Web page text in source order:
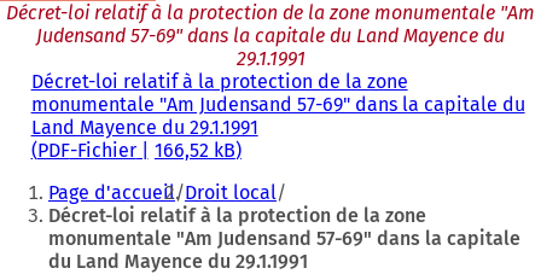
Décret-loi relatif à la protection de la zone monumentale "Am
Judensand 57-69" dans la capitale du Land Mayence du
29.1.1991
Décret-loi relatif à la protection de la zone
monumentale "Am Judensand 57-69" dans la capitale du
Land Mayence du 29.1.1991
PDF-Fichier 166,52 kB
Vous
êtes
Page d'accueil Droit local
Décret-loi relatif à la protection de la zone
monumentale "Am Judensand 57-69" dans la capitale
du Land Mayence du 29.1.1991